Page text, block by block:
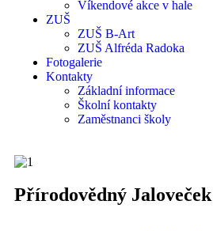
Víkendové akce v hale
ZUŠ
ZUŠ B-Art
ZUŠ Alfréda Radoka
Fotogalerie
Kontakty
Základní informace
Školní kontakty
Zaměstnanci školy
Přírodovědný Jaloveček